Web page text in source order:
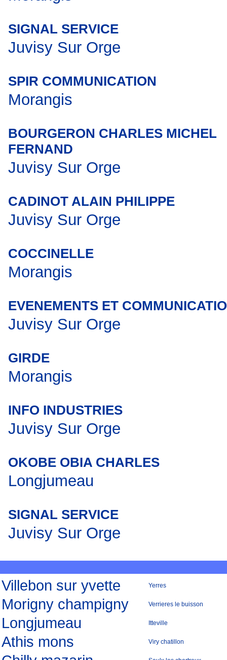
SIGNAL SERVICE
Juvisy Sur Orge
SPIR COMMUNICATION
Morangis
BOURGERON CHARLES MICHEL
FERNAND
Juvisy Sur Orge
CADINOT ALAIN PHILIPPE
Juvisy Sur Orge
COCCINELLE
Morangis
EVENEMENTS ET
Juvisy Sur Orge
GIRDE
Morangis
INFO INDUSTRIES
Juvisy Sur Orge
OKOBE OBIA CHARLES
Longjumeau
SIGNAL SERVICE
Juvisy Sur Orge
Villebon sur yvette Yerres
Morigny champigny Verrieres le buisson
Longjumeau Itteville
Athis mons Viry chatillon